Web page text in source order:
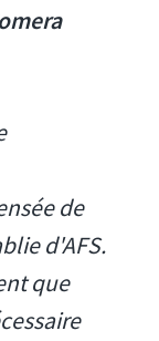
de
d'AFS.
que